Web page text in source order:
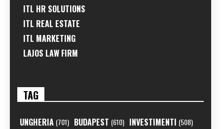
ITL HR SOLUTIONS
ITL REAL ESTATE
ITL MARKETING
LAJOS LAW FIRM
TAG
UNGHERIA (701) BUDAPEST (610) INVESTIMENTI (508)